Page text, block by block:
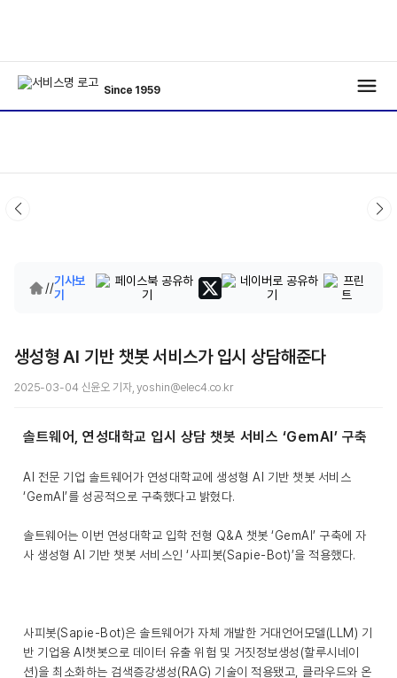
Since 1959
//기사보
기
생성형 AI 기반 챗봇 서비스가 입시 상담해준다
2025-03-04 신윤오 기자, yoshin@elec4.co.kr
솔트웨어, 연성대학교 입시 상담 챗봇 서비스 ‘GemAI’ 구축
AI 전문 기업 솔트웨어가 연성대학교에 생성형 AI 기반 챗봇 서비스
‘GemAI’를 성공적으로 구축했다고 밝혔다.
솔트웨어는 이번 연성대학교 입학 전형 Q&A 챗봇 ‘GemAI’ 구축에 자
사 생성형 AI 기반 챗봇 서비스인 ‘사피봇(Sapie-Bot)’을 적용했다.
사피봇(Sapie-Bot)은 솔트웨어가 자체 개발한 거대언어모델(LLM) 기
반 기업용 AI챗봇으로 데이터 유출 위험 및 거짓정보생성(할루시네이
션)을 최소화하는 검색증강생성(RAG) 기술이 적용됐고, 클라우드와 온